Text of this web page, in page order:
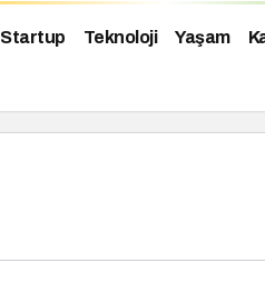
Startup Teknoloji Yaşam